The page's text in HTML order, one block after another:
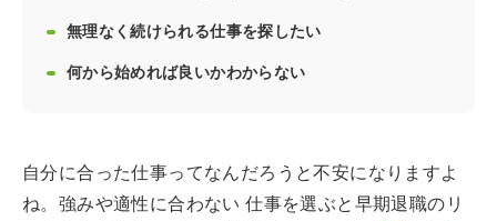
無理なく続けられる仕事を探したい
何から始めれば良いかわからない
自分に合った仕事ってなんだろうと不安になりますよ
ね。強みや適性に合わない 仕事を選ぶと早期退職のリ